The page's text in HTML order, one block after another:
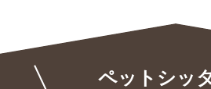
ペットシッ